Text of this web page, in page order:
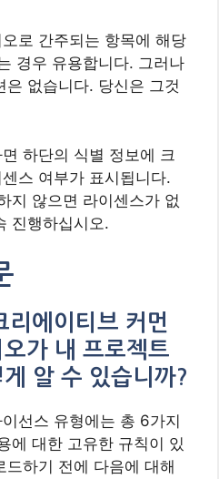
로 간주되는 항목에 해당
경우 유용합니다. 그러나
은 없습니다. 당신은 그것
하단의 식별 정보에 크
스 여부가 표시됩니다.
지 않으면 라이센스가 없
진행하십시오.
리에이티브 커먼
가 내 프로젝트
알 수 있습니까?
선스 유형에는 총 6가지
에 대한 고유한 규칙이 있
하기 전에 다음에 대해